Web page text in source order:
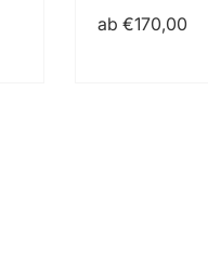
Normaler
ab €170,00